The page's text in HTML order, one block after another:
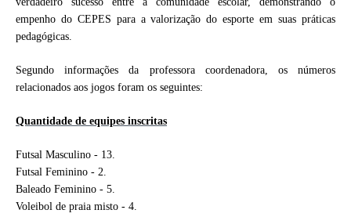
empenho do CEPES para a valorização do esporte em suas práticas
pedagógicas.
Segundo informações da professora coordenadora, os números
relacionados aos jogos foram os seguintes:
Quantidade de equipes inscritas
Futsal Masculino - 13.
Futsal Feminino - 2.
Baleado Feminino - 5.
Voleibol de praia misto - 4.